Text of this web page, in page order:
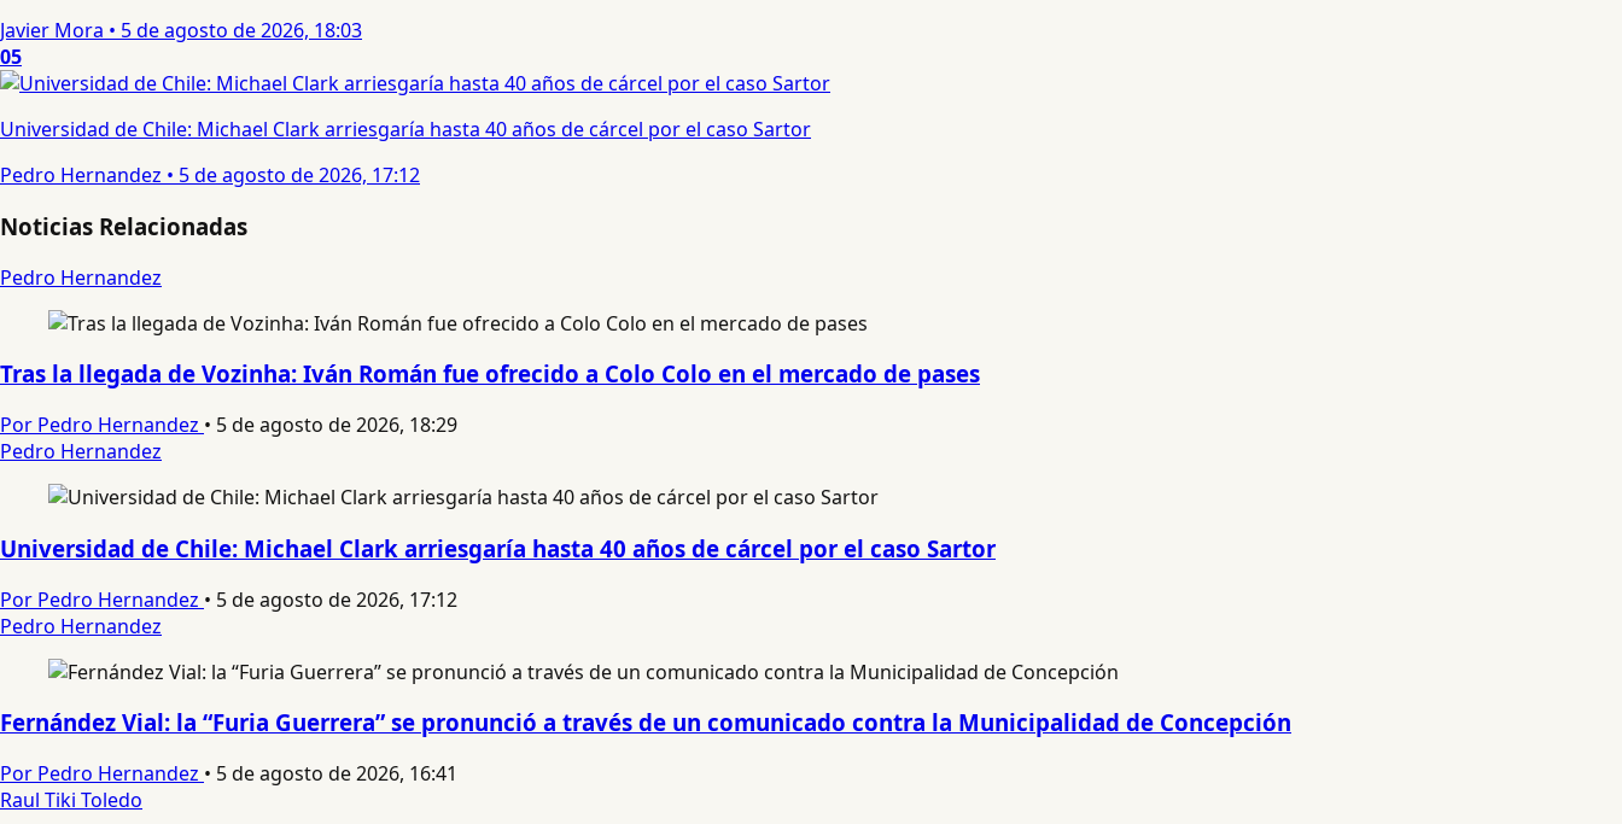
Javier Mora • 5 de agosto de 2026, 18:03
05
Universidad de Chile: Michael Clark arriesgaría hasta 40 años de cárcel por el caso Sartor
Pedro Hernandez • 5 de agosto de 2026, 17:12
Noticias Relacionadas
Pedro Hernandez
Tras la llegada de Vozinha: Iván Román fue ofrecido a Colo Colo en el mercado de pases
Por Pedro Hernandez • 5 de agosto de 2026, 18:29
Pedro Hernandez
Universidad de Chile: Michael Clark arriesgaría hasta 40 años de cárcel por el caso Sartor
Por Pedro Hernandez • 5 de agosto de 2026, 17:12
Pedro Hernandez
Fernández Vial: la “Furia Guerrera” se pronunció a través de un comunicado contra la Municipalidad de Concepción
Por Pedro Hernandez • 5 de agosto de 2026, 16:41
Raul Tiki Toledo